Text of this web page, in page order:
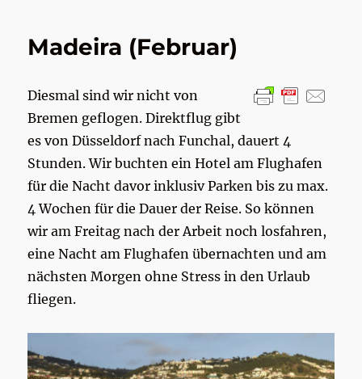
Madeira (Februar)
Diesmal sind wir nicht von
Bremen geflogen. Direktflug gibt
es von Düsseldorf nach Funchal, dauert 4
Stunden. Wir buchten ein Hotel am Flughafen
für die Nacht davor inklusiv Parken bis zu max.
4 Wochen für die Dauer der Reise. So können
wir am Freitag nach der Arbeit noch losfahren,
eine Nacht am Flughafen übernachten und am
nächsten Morgen ohne Stress in den Urlaub
fliegen.